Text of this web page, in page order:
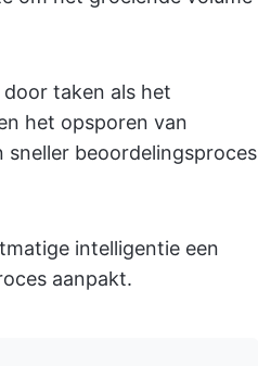
taken als het
het opsporen van
sneller beoordelingsproces
intelligentie een
aanpakt.